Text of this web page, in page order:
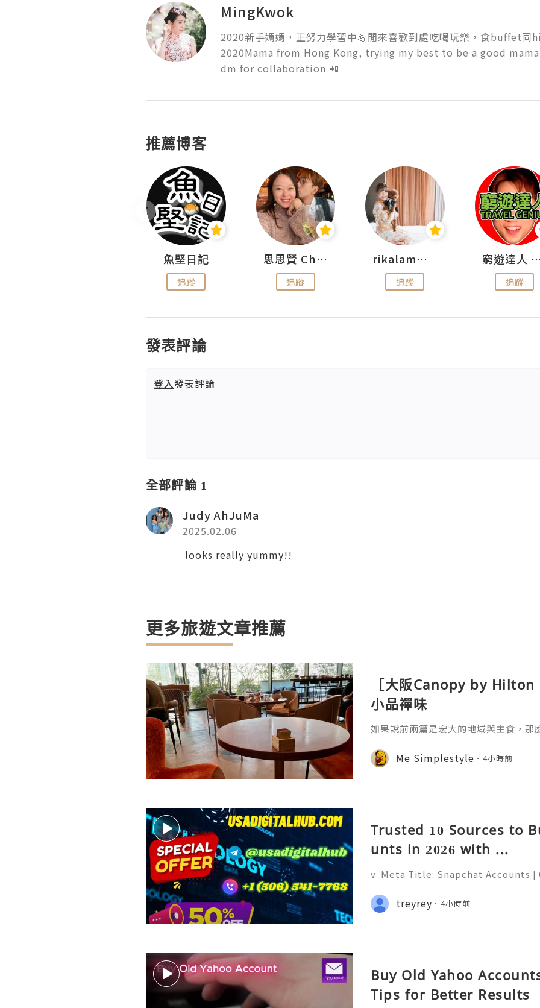
MingKwok
2020新手媽媽，正努力學習中💪閒來喜歡到處吃喝玩樂，食buffet同
2020Mama from Hong Kong, trying my best to be a good
dm for collaboration 📲
推薦博客
魚堅日記
追蹤
思思賢 ChillMyBabe
追蹤
rikalammm
追蹤
窮遊達人 Mr.TravelGenius
追蹤
發表評論
登入發表評論
全部評論 1
Judy AhJuMa
2025.02.06
looks really yummy!!
更多旅遊文章推薦
［大阪Canopy by Hilton
小品禪味
如果說前兩篇是宏大的地域與主食，那
司，是極其講究時間與溫度的科學。日
黃凝固溫度不同——在恆溫 60-65℃ 的
Me Simplestyle 4小時前
Trusted 10 Sources to
unts in 2026 with ...
v Meta Title: Snapchat Accounts |
eliable 24/7 Customer Support
(506) 541-7768
treyrey 4小時前
Buy Old Yahoo
Tips for Better Results